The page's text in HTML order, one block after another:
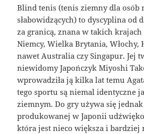
Blind tenis (tenis ziemny dla osób
słabowidzących) to dyscyplina od
za granicą, znana w takich krajach
Niemcy, Wielka Brytania, Włochy,
nawet Australia czy Singapur. Jej
niewidomy Japończyk Miyoshi
wprowadziła ją kilka lat temu
tego sportu są niemal identyczne
ziemnym. Do gry używa się
produkowanej w Japonii
która jest nieco większa i bardziej